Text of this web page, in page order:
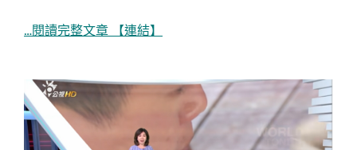
…閱讀完整文章 【連結】